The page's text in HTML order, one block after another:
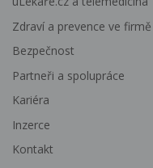
Zdraví a prevence ve firmě
Bezpečnost
Partneři a spolupráce
Kariéra
Inzerce
Kontakt